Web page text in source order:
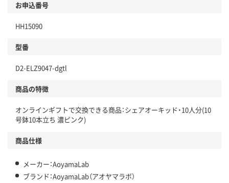
お申込番号
HH15090
型番
D2-ELZ9047-dgtl
商品の特徴
オンラインギフトで交換できる商品：シェアオーキッド・10人分(10
号鉢10本立ち 濃ピンク)
商品仕様
メーカー：AoyamaLab
ブランド：AoyamaLab（アオヤマラボ）